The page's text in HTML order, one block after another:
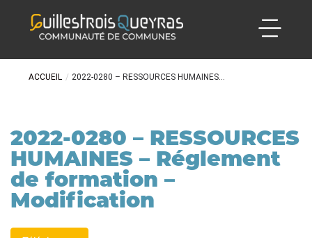
ACCUEIL / 2022-0280 – RESSOURCES HUMAINES...
2022-0280 – RESSOURCES
HUMAINES – Réglement
de formation –
Modification